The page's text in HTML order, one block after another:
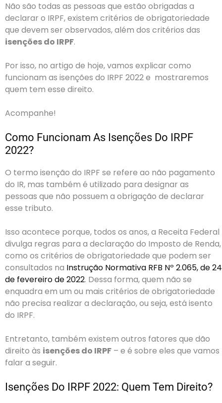
Não são todas as pessoas que estão obrigadas a
declarar o IRPF, existem critérios de obrigatoriedade
que devem ser observados, além dos critérios das
isenções do IRPF.
Por isso, no artigo de hoje, vamos explicar como
funcionam as isenções do IRPF 2022 e mostraremos
quem tem esse direito.
Acompanhe!
Como Funcionam As Isenções Do IRPF
2022?
O termo isenção do IRPF se refere ao não pagamento
do IR, mas também é utilizado para designar as
pessoas que não possuem a obrigação de declarar
esse tributo.
Isso acontece porque, todos os anos, a Receita Federal
divulga regras para a declaração do Imposto de Renda,
como os critérios de obrigatoriedade que podem ser
consultados na Instrução Normativa RFB Nº 2.065, de 24
de fevereiro de 2022. Dessa forma, quem não se
enquadra em um ou mais critérios de obrigatoriedade
não precisa realizar a declaração, ou seja, está isento
do IRPF.
Entretanto, também existem outros fatores que dão
direito às isenções do IRPF – e é sobre eles que vamos
falar a seguir.
Isenções Do IRPF 2022: Quem Tem Direito?